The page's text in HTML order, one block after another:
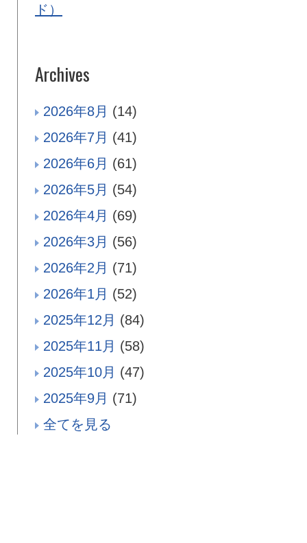
ド）
Archives
2026年8月 (14)
2026年7月 (41)
2026年6月 (61)
2026年5月 (54)
2026年4月 (69)
2026年3月 (56)
2026年2月 (71)
2026年1月 (52)
2025年12月 (84)
2025年11月 (58)
2025年10月 (47)
2025年9月 (71)
全てを見る